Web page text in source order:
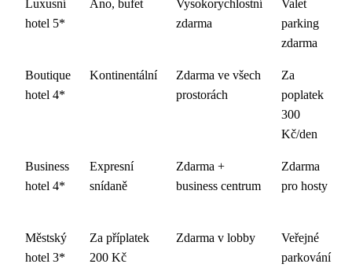
Luxusní
hotel 5*
Ano, bufet
Vysokorychlostní
zdarma
Valet
parking
zdarma
Boutique
hotel 4*
Kontinentální
Zdarma ve všech
prostorách
Za
poplatek
300
Kč/den
Business
hotel 4*
Expresní
snídaně
Zdarma +
business centrum
Zdarma
pro hosty
Městský
hotel 3*
Za příplatek
200 Kč
Zdarma v lobby
Veřejné
parkování